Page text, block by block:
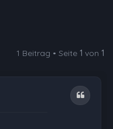
1 Beitrag • Seite 1 von 1
Zitat